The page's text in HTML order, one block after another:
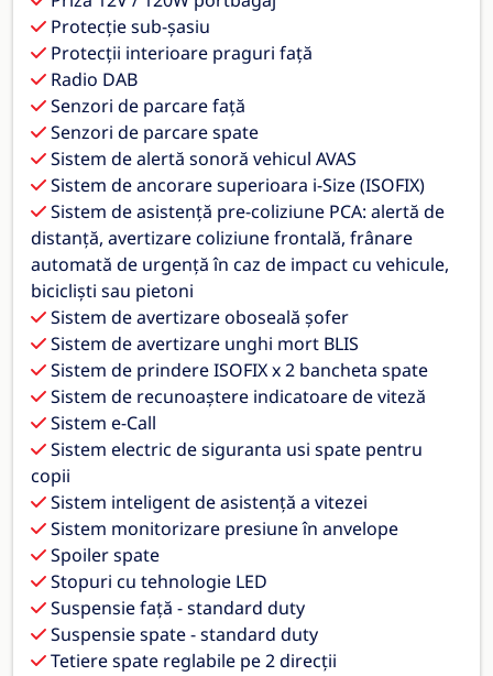
Protecție sub-șasiu
Protecții interioare praguri față
Radio DAB
Senzori de parcare față
Senzori de parcare spate
Sistem de alertă sonoră vehicul AVAS
Sistem de ancorare superioara i-Size (ISOFIX)
Sistem de asistență pre-coliziune PCA: alertă de
distanță, avertizare coliziune frontală, frânare
automată de urgență în caz de impact cu vehicule,
bicicliști sau pietoni
Sistem de avertizare oboseală șofer
Sistem de avertizare unghi mort BLIS
Sistem de prindere ISOFIX x 2 bancheta spate
Sistem de recunoaștere indicatoare de viteză
Sistem e-Call
Sistem electric de siguranta usi spate pentru
copii
Sistem inteligent de asistență a vitezei
Sistem monitorizare presiune în anvelope
Spoiler spate
Stopuri cu tehnologie LED
Suspensie față - standard duty
Suspensie spate - standard duty
Tetiere spate reglabile pe 2 direcții